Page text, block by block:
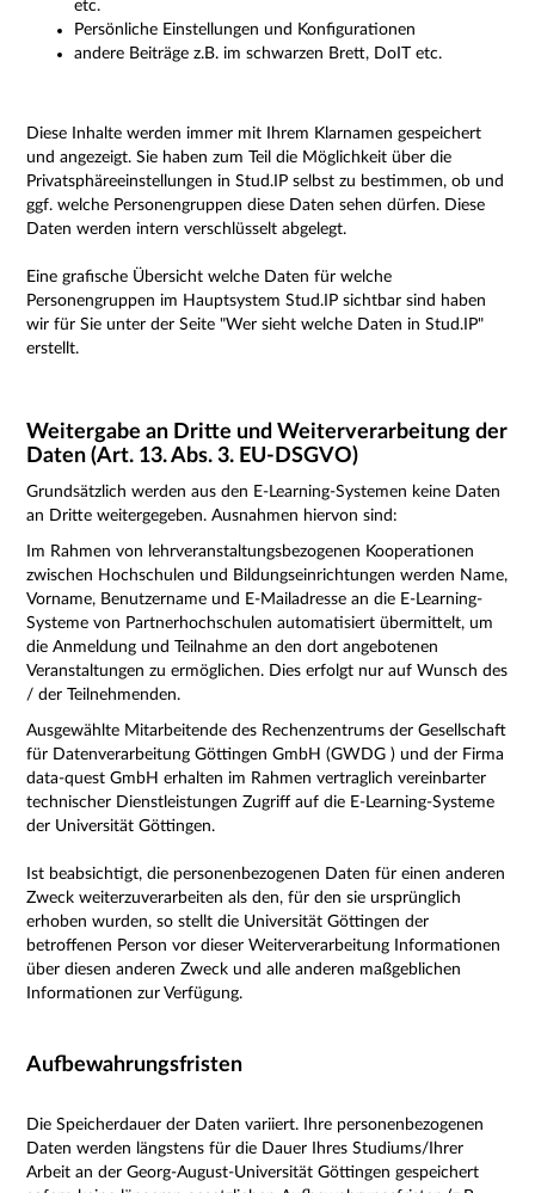
etc.
Persönliche Einstellungen und Konfigurationen
andere Beiträge z.B. im schwarzen Brett, DoIT etc.
Diese Inhalte werden immer mit Ihrem Klarnamen gespeichert
und angezeigt. Sie haben zum Teil die Möglichkeit über die
Privatsphäreeinstellungen in Stud.IP selbst zu bestimmen, ob und
ggf. welche Personengruppen diese Daten sehen dürfen. Diese
Daten werden intern verschlüsselt abgelegt.
Eine grafische Übersicht welche Daten für welche
Personengruppen im Hauptsystem Stud.IP sichtbar sind haben
wir für Sie unter der Seite "Wer sieht welche Daten in Stud.IP"
erstellt.
Weitergabe an Dritte und Weiterverarbeitung der
Daten (Art. 13. Abs. 3. EU-DSGVO)
Grundsätzlich werden aus den E-Learning-Systemen keine Daten
an Dritte weitergegeben. Ausnahmen hiervon sind:
Im Rahmen von lehrveranstaltungsbezogenen Kooperationen
zwischen Hochschulen und Bildungseinrichtungen werden Name,
Vorname, Benutzername und E-Mailadresse an die E-Learning-
Systeme von Partnerhochschulen automatisiert übermittelt, um
die Anmeldung und Teilnahme an den dort angebotenen
Veranstaltungen zu ermöglichen. Dies erfolgt nur auf Wunsch des
/ der Teilnehmenden.
Ausgewählte Mitarbeitende des Rechenzentrums der Gesellschaft
für Datenverarbeitung Göttingen GmbH (GWDG ) und der Firma
data-quest GmbH erhalten im Rahmen vertraglich vereinbarter
technischer Dienstleistungen Zugriff auf die E-Learning-Systeme
der Universität Göttingen.
Ist beabsichtigt, die personenbezogenen Daten für einen anderen
Zweck weiterzuverarbeiten als den, für den sie ursprünglich
erhoben wurden, so stellt die Universität Göttingen der
betroffenen Person vor dieser Weiterverarbeitung Informationen
über diesen anderen Zweck und alle anderen maßgeblichen
Informationen zur Verfügung.
Aufbewahrungsfristen
Die Speicherdauer der Daten variiert. Ihre personenbezogenen
Daten werden längstens für die Dauer Ihres Studiums/Ihrer
Arbeit an der Georg-August-Universität Göttingen gespeichert